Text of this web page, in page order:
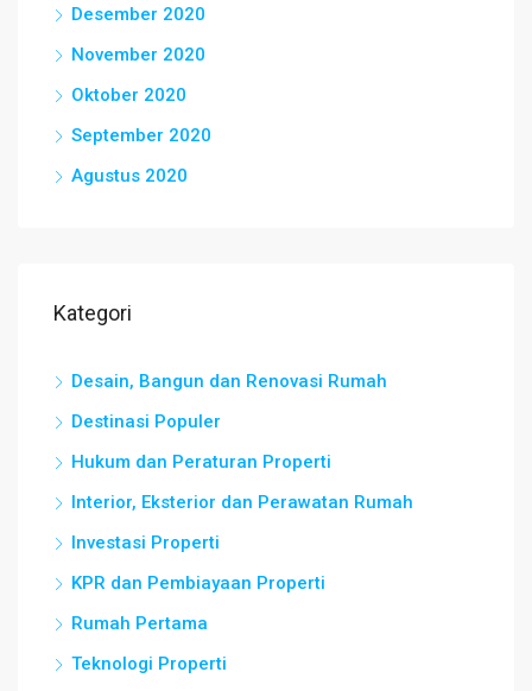
Desember 2020
November 2020
Oktober 2020
September 2020
Agustus 2020
Kategori
Desain, Bangun dan Renovasi Rumah
Destinasi Populer
Hukum dan Peraturan Properti
Interior, Eksterior dan Perawatan Rumah
Investasi Properti
KPR dan Pembiayaan Properti
Rumah Pertama
Teknologi Properti